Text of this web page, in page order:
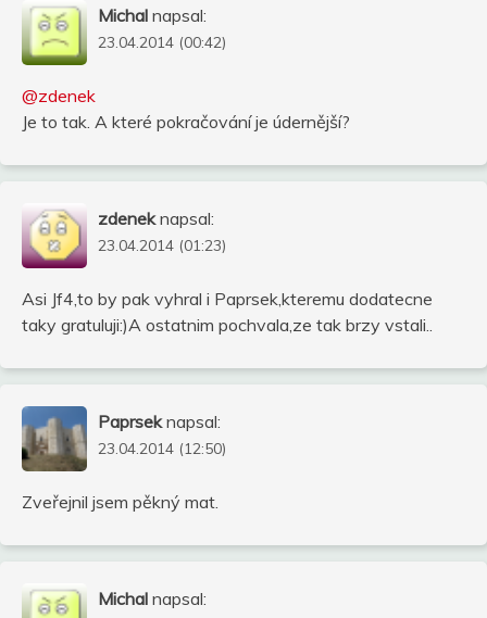
Michal napsal:
23.04.2014 (00:42)
@zdenek
Je to tak. A které pokračování je údernější?
zdenek napsal:
23.04.2014 (01:23)
Asi Jf4,to by pak vyhral i Paprsek,kteremu dodatecne
taky gratuluji:)A ostatnim pochvala,ze tak brzy vstali..
Paprsek napsal:
23.04.2014 (12:50)
Zveřejnil jsem pěkný mat.
Michal napsal: